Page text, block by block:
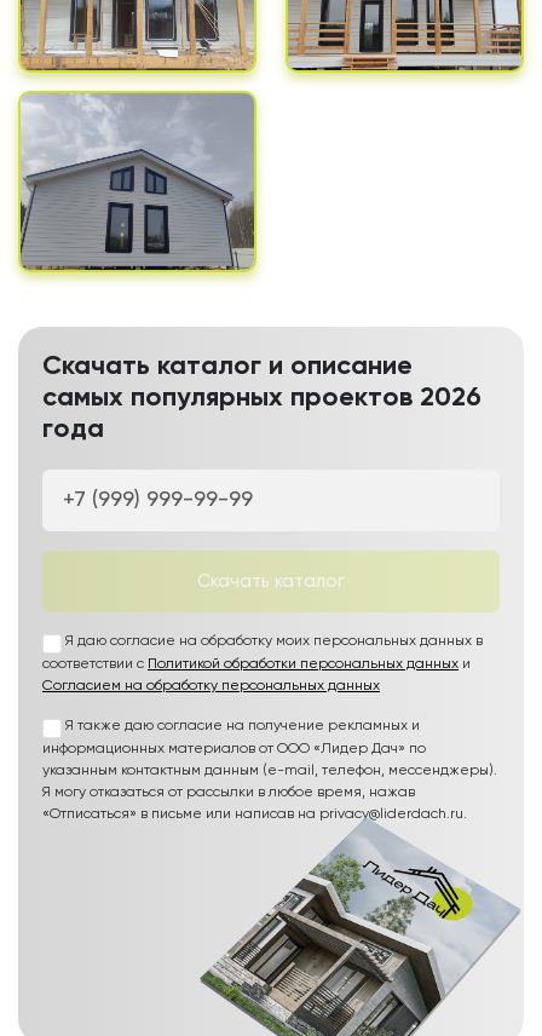
Скачать каталог и описание
самых популярных проектов 2026
года
Скачать каталог
Я даю согласие на обработку моих персональных данных в
соответствии с Политикой обработки персональных данных и
Согласием на обработку персональных данных
Я также даю согласие на получение рекламных и
информационных материалов от ООО «Лидер Дач» по
указанным контактным данным (e-mail, телефон, мессенджеры).
Я могу отказаться от рассылки в любое время, нажав
«Отписаться» в письме или написав на privacy@liderdach.ru.